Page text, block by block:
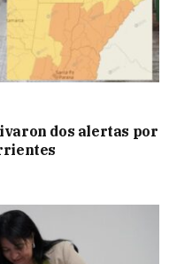
dos alertas por